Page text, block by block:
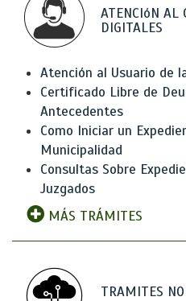
ATENCIóN AL
DIGITALES
Atención al Usuario de
Certificado Libre de
Antecedentes
Como Iniciar un
Municipalidad
Consultas Sobre
Juzgados
MÁS TRÁMITES
TRAMITES